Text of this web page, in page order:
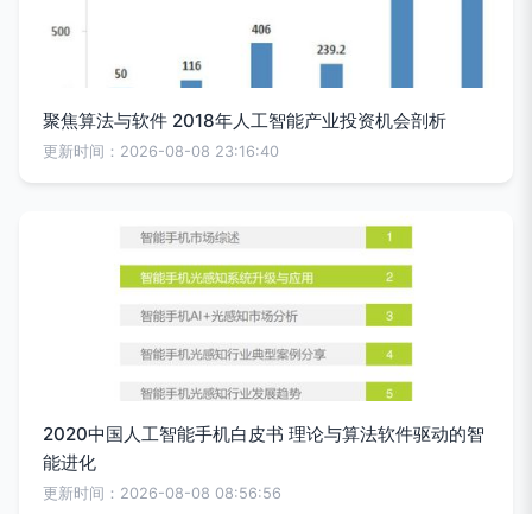
聚焦算法与软件 2018年人工智能产业投资机会剖析
更新时间：2026-08-08 23:16:40
2020中国人工智能手机白皮书 理论与算法软件驱动的智
能进化
更新时间：2026-08-08 08:56:56